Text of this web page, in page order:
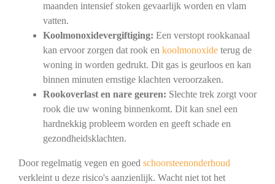
maanden intensief stoken gevaarlijk worden en vlam
vatten.
Koolmonoxidevergiftiging: Een verstopt rookkanaal
kan ervoor zorgen dat rook en koolmonoxideterug de
woning in worden gedrukt. Dit gas is geurloos en kan
binnen minuten ernstige klachten veroorzaken.
Rookoverlast en nare geuren: Slechte trek zorgt voor
rook die uw woning binnenkomt. Dit kan snel een
hardnekkig probleem worden en geeft schade en
gezondheidsklachten.
Door regelmatig vegen en goed schoorsteenonderhoud
verkleint u deze risico's aanzienlijk. Wacht niet tot het